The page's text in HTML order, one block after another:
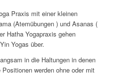
Praxis mit einer kleinen
(Atemübungen ) und Asanas (
Hatha Yogapraxis gehen
Yogas über.
in die Haltungen in denen
werden ohne oder mit